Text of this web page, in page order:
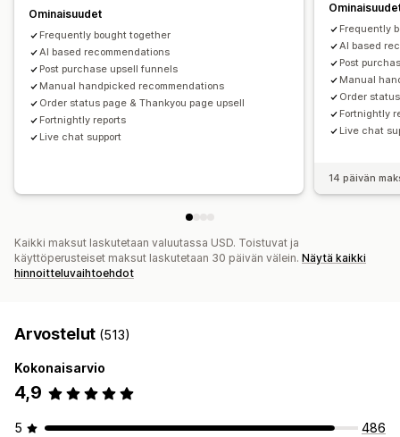
Tuotteen lisäosat (add-ons)
Usein yhdessä ostetut tuotteet
Tekoälysuositukset
Analytiikka
A/B-testaus Klikkausasteet
Suositusten tehokkuus
Ilmainen toimitus
Dynaaminen hinnoittelu
Ominaisuudet
Frequently bought together
AI based recommendations
Post purchase upsell funnels
Manual handpicked recommendations
Order status page & Thankyou page upsell
Fortnightly reports
Live chat support
Frequently
AI based
Post
Manual
Order
Fortnightly
Live chat
14 päivän
Kaikki maksut laskutetaan valuutassa USD. Toistuvat ja
käyttöperusteiset maksut laskutetaan 30 päivän välein. Näytä kaikki
hinnoitteluvaihtoehdot
Arvostelut (513)
Kokonaisarvio
4,9
5
486